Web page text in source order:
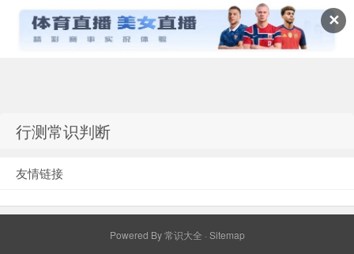
✕
行测常识判断
友情链接
Powered By常识大全 · Sitemap